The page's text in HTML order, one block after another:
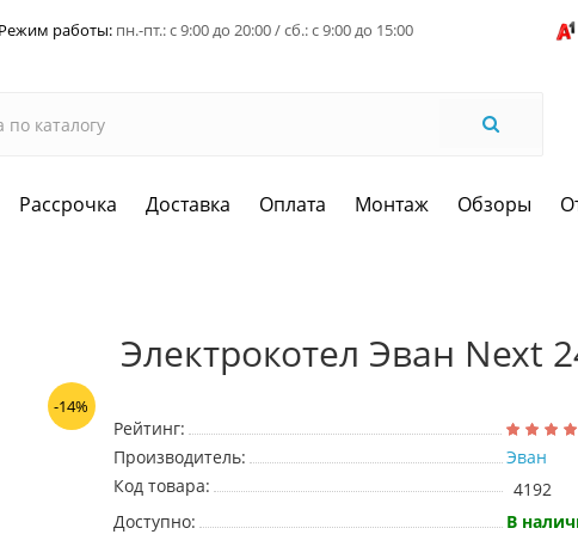
Режим работы: пн.-пт.: с 9:00 до 20:00 / сб.: с 9:00 до 15:00
Рассрочка Доставка Оплата Монтаж Обзоры
-14%
Электрокотел Эван Next
Рейтинг:
Производитель:
Эван
Код товара:
4192
Доступно:
В